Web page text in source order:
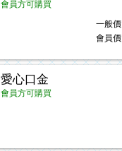
會員方可購買
一般價
會員價
愛心口金
會員方可購買